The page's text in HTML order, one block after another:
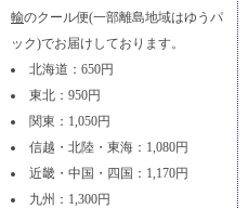
輸のクール便(一部離島地域はゆうパ
ック)でお届けしております。
北海道：650円
東北：950円
関東：1,050円
信越・北陸・東海：1,080円
近畿・中国・四国：1,170円
九州：1,300円